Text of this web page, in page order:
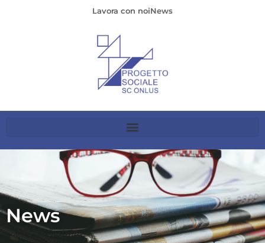
Lavora con noiNews
News